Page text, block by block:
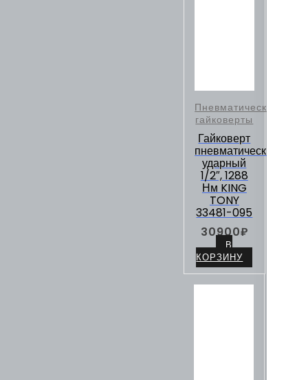
Пневматические
гайковерты
Гайковерт
пневматический
ударный
1/2″, 1288
Нм KING
TONY
33481-095
30900₽
В
КОРЗИНУ